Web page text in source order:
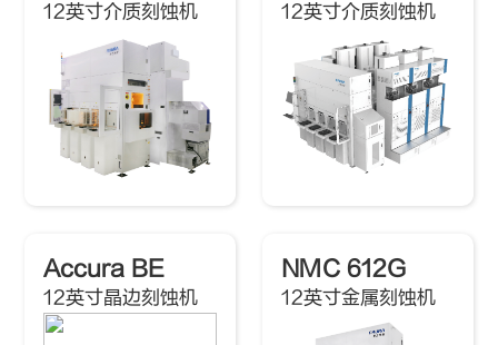
12英寸介质刻蚀机 12英寸介质刻蚀机
Accura BE
12英寸晶边刻蚀机
NMC 612G
12英寸金属刻蚀机